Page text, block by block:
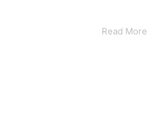
Read More